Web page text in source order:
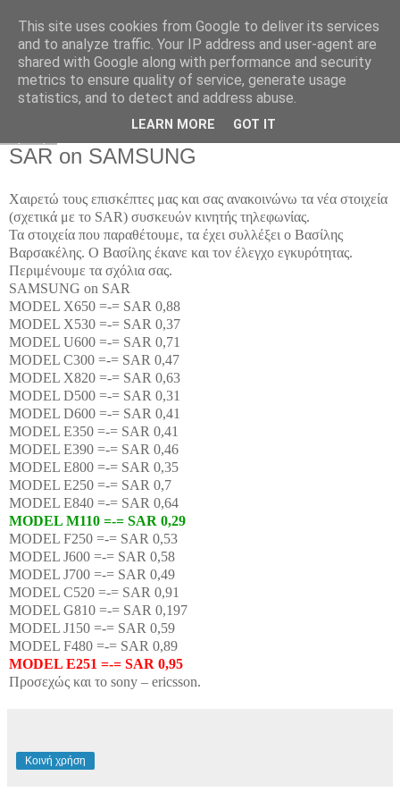
SAR on SAMSUNG
Χαιρετώ τους επισκέπτες μας και σας ανακοινώνω τα νέα στοιχεία
(σχετικά με το SAR) συσκευών κινητής τηλεφωνίας.
Τα στοιχεία που παραθέτουμε, τα έχει συλλέξει ο Βασίλης
Βαρσακέλης. Ο Βασίλης έκανε και τον έλεγχο εγκυρότητας.
Περιμένουμε τα σχόλια σας.
SAMSUNG on SAR
MODEL X650 =-= SAR 0,88
MODEL X530 =-= SAR 0,37
MODEL U600 =-= SAR 0,71
MODEL C300 =-= SAR 0,47
MODEL X820 =-= SAR 0,63
MODEL D500 =-= SAR 0,31
MODEL D600 =-= SAR 0,41
MODEL E350 =-= SAR 0,41
MODEL E390 =-= SAR 0,46
MODEL E800 =-= SAR 0,35
MODEL E250 =-= SAR 0,7
MODEL E840 =-= SAR 0,64
MODEL M110 =-= SAR 0,29
MODEL F250 =-= SAR 0,53
MODEL J600 =-= SAR 0,58
MODEL J700 =-= SAR 0,49
MODEL C520 =-= SAR 0,91
MODEL G810 =-= SAR 0,197
MODEL J150 =-= SAR 0,59
MODEL F480 =-= SAR 0,89
MODEL E251 =-= SAR 0,95
Προσεχώς και το sony – ericsson.
Κοινή χρήση
This site uses cookies from Google to deliver its services
and to analyze traffic. Your IP address and user-agent are
shared with Google along with performance and security
metrics to ensure quality of service, generate usage
statistics, and to detect and address abuse.
LEARN MORE GOT IT